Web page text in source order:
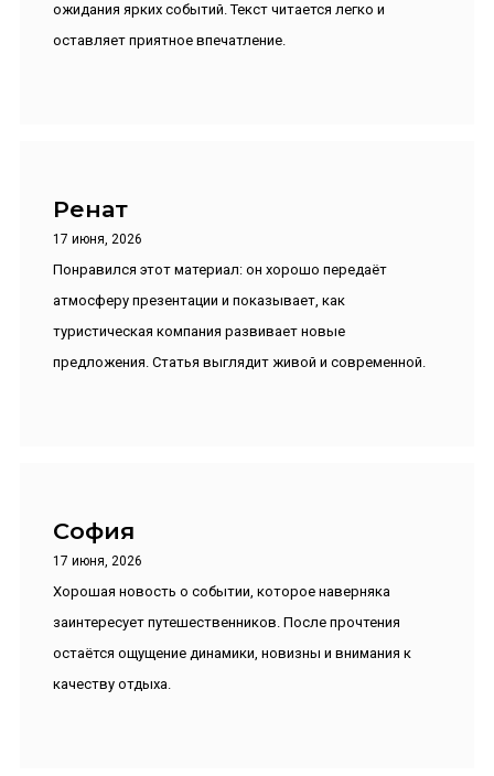
ожидания ярких событий. Текст читается легко и
оставляет приятное впечатление.
Ренат
17 июня, 2026
Понравился этот материал: он хорошо передаёт
атмосферу презентации и показывает, как
туристическая компания развивает новые
предложения. Статья выглядит живой и современной.
София
17 июня, 2026
Хорошая новость о событии, которое наверняка
заинтересует путешественников. После прочтения
остаётся ощущение динамики, новизны и внимания к
качеству отдыха.